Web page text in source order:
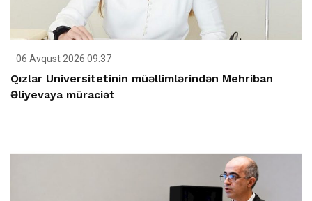
06 Avqust 2026 09:37
Qızlar Universitetinin müəllimlərindən Mehriban
Əliyevaya müraciət